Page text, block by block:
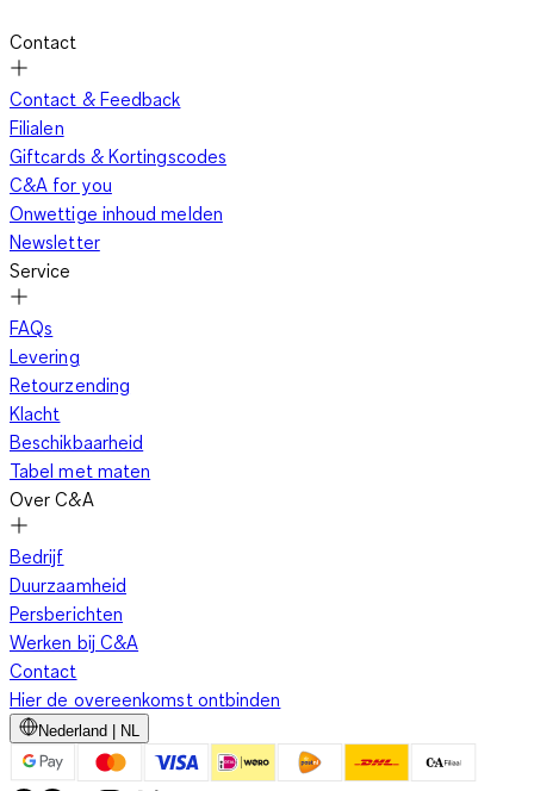
Contact
Contact & Feedback
Filialen
Giftcards & Kortingscodes
C&A for you
Onwettige inhoud melden
Newsletter
Service
FAQs
Levering
Retourzending
Klacht
Beschikbaarheid
Tabel met maten
Over C&A
Bedrijf
Duurzaamheid
Persberichten
Werken bij C&A
Contact
Hier de overeenkomst ontbinden
Nederland | NL